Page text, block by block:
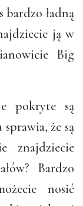
bardzo ładną
ją w
Big
pokryte są
że są
znajdziecie
Bardzo
nosić